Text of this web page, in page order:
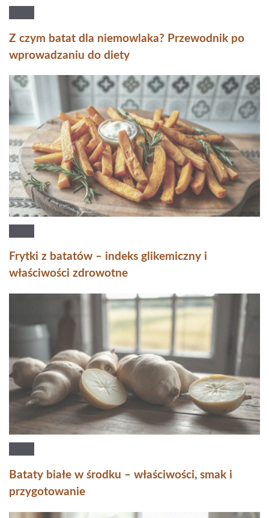
Z czym batat dla niemowlaka? Przewodnik po
wprowadzaniu do diety
Frytki z batatów – indeks glikemiczny i
właściwości zdrowotne
Bataty białe w środku – właściwości, smak i
przygotowanie